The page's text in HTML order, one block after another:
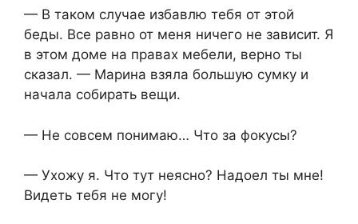
— В таком случае избавлю тебя от этой
беды. Все равно от меня ничего не зависит. Я
в этом доме на правах мебели, верно ты
сказал. — Марина взяла большую сумку и
начала собирать вещи.
— Не совсем понимаю… Что за фокусы?
— Ухожу я. Что тут неясно? Надоел ты мне!
Видеть тебя не могу!